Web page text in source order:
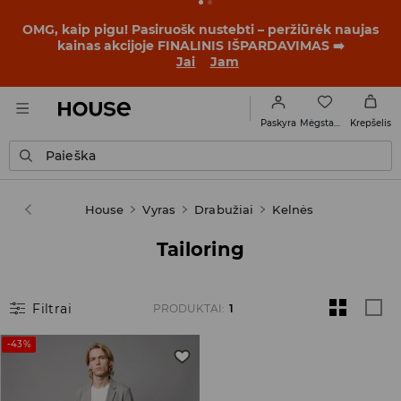
OMG, kaip pigu! Pasiruošk nustebti – peržiūrėk naujas
kainas akcijoje FINALINIS IŠPARDAVIMAS ➡️
Jai
Jam
Paskyra Krepšelis
Paieška
House Vyras Drabužiai Kelnės
Tailoring
Filtrai PRODUKTAI : 1
-43%